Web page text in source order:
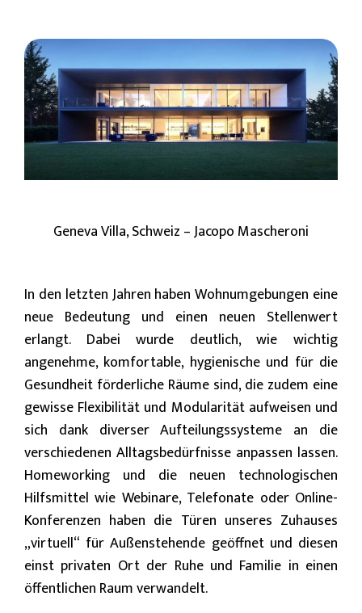
Geneva Villa, Schweiz – Jacopo Mascheroni
In den letzten Jahren haben Wohnumgebungen eine
neue Bedeutung und einen neuen Stellenwert
erlangt. Dabei wurde deutlich, wie wichtig
angenehme, komfortable, hygienische und für die
Gesundheit förderliche Räume sind, die zudem eine
gewisse Flexibilität und Modularität aufweisen und
sich dank diverser Aufteilungssysteme an die
verschiedenen Alltagsbedürfnisse anpassen lassen.
Homeworking und die neuen technologischen
Hilfsmittel wie Webinare, Telefonate oder Online-
Konferenzen haben die Türen unseres Zuhauses
„virtuell“ für Außenstehende geöffnet und diesen
einst privaten Ort der Ruhe und Familie in einen
öffentlichen Raum verwandelt.